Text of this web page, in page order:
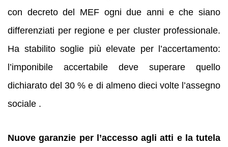
con decreto del MEF ogni due anni e che siano
differenziati per regione e per cluster professionale.
Ha stabilito soglie più elevate per l’accertamento:
l’imponibile accertabile deve superare quello
dichiarato del 30 % e di almeno dieci volte l’assegno
sociale .
Nuove garanzie per l’accesso agli atti e la tutela